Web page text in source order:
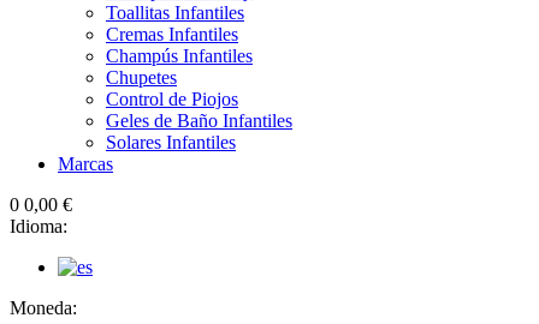
Toallitas Infantiles
Cremas Infantiles
Champús Infantiles
Chupetes
Control de Piojos
Geles de Baño Infantiles
Solares Infantiles
Marcas
0 0,00 €
Idioma:
Moneda: